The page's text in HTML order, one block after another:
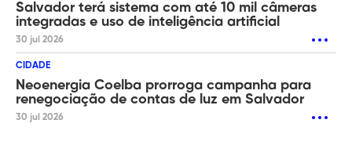
Salvador terá sistema com até 10 mil câmeras
integradas e uso de inteligência artificial
30 jul 2026
CIDADE
Neoenergia Coelba prorroga campanha para
renegociação de contas de luz em Salvador
30 jul 2026